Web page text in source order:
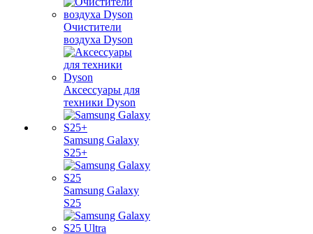
Очистители
воздуха Dyson
Аксессуары для
техники Dyson
Samsung Galaxy
S25+
Samsung Galaxy
S25